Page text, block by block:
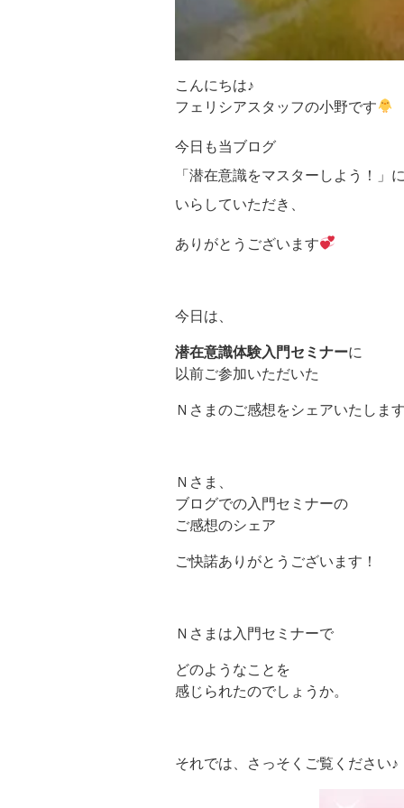
こんにちは♪
フェリシアスタッフの小野です
今日も当ブログ
「潜在意識をマスターしよう！」
いらしていただき、
ありがとうございます
今日は、
潜在意識体験入門セミナーに
以前ご参加いただいた
Ｎさまのご感想をシェアいたしま
Ｎさま、
ブログでの入門セミナーの
ご感想のシェア
ご快諾ありがとうございます！
Ｎさまは入門セミナーで
どのようなことを
感じられたのでしょうか。
それでは、さっそくご覧ください♪